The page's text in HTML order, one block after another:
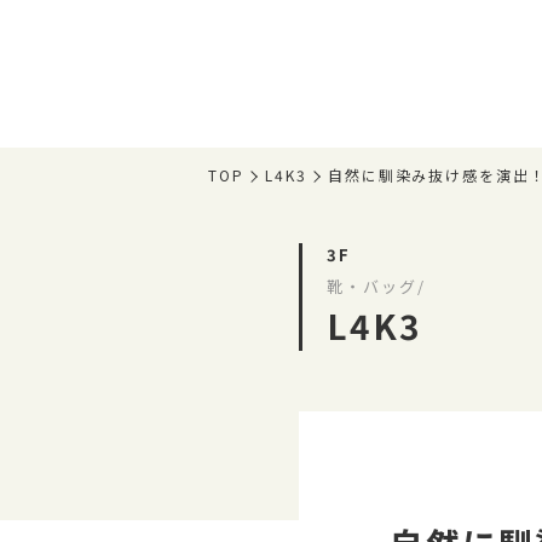
TOP L4K3 自然に馴染み抜け感を演出
3F
靴・バッグ/
L4K3